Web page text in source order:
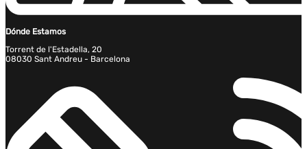
Dónde Estamos
Torrent de l'Estadella, 20
08030 Sant Andreu - Barcelona